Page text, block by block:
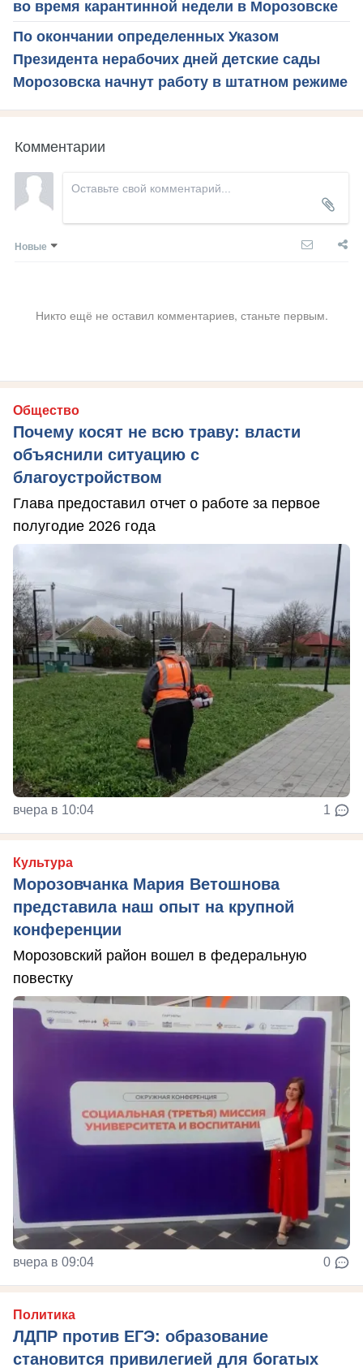
во время карантинной недели в Морозовске
По окончании определенных Указом
Президента нерабочих дней детские сады
Морозовска начнут работу в штатном режиме
Комментарии
Новые
Никто ещё не оставил комментариев, станьте первым.
Общество
Почему косят не всю траву: власти
объяснили ситуацию с
благоустройством
Глава предоставил отчет о работе за первое
полугодие 2026 года
вчера в 10:04 1
Культура
Морозовчанка Мария Ветошнова
представила наш опыт на крупной
конференции
Морозовский район вошел в федеральную
повестку
вчера в 09:04 0
Политика
ЛДПР против ЕГЭ: образование
становится привилегией для богатых